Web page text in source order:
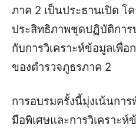
ภาค 2 เป็นประธานเปิด โ
ประสิทธิภาพชุดปฏิบัติการ
กับการวิเคราะห์ข้อมูลเพื่
ของตำรวจภูธรภาค 2
การอบรมครั้งนี้มุ่งเน้นกา
มือพิเศษและการวิเคราะ